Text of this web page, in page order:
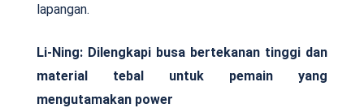
lapangan.
Li-Ning: Dilengkapi busa bertekanan tinggi dan
material tebal untuk pemain yang
mengutamakan power